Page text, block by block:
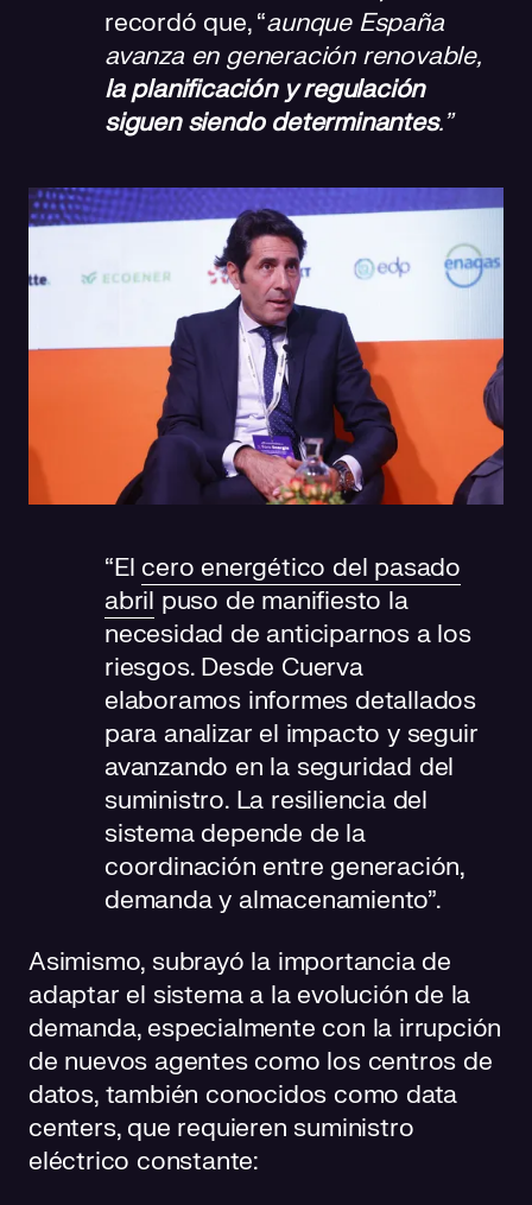
recordó que, “aunque España
avanza en generación renovable,
la planificación y regulación
siguen siendo determinantes.”
“El cero energético del pasado
abril puso de manifiesto la
necesidad de anticiparnos a los
riesgos. Desde Cuerva
elaboramos informes detallados
para analizar el impacto y seguir
avanzando en la seguridad del
suministro. La resiliencia del
sistema depende de la
coordinación entre generación,
demanda y almacenamiento”.
Asimismo, subrayó la importancia de
adaptar el sistema a la evolución de la
demanda, especialmente con la irrupción
de nuevos agentes como los centros de
datos, también conocidos como data
centers, que requieren suministro
eléctrico constante: